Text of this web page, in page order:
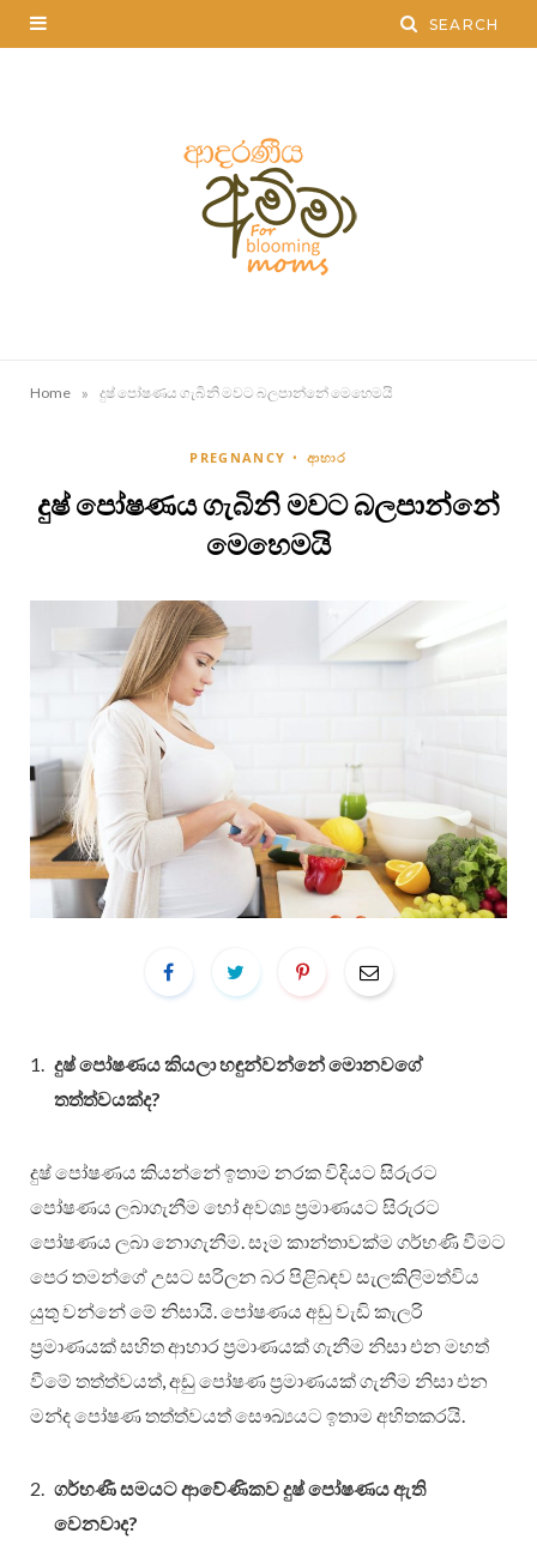
Home » දුෂ් පෝෂණය ගැබිනි මවට බලපාන්නේ මෙහෙමයි
PREGNANCY ආහාර
දුෂ් පෝෂණය ගැබිනි මවට බලපාන්නේ
මෙහෙමයි
දුෂ් පෝෂණය කියලා හඳුන්වන්නේ මොනවගේ
තත්ත්වයක්ද?
දුෂ් පෝෂණය කියන්නේ ඉතාම නරක විදියට සිරුරට
පෝෂණය ලබාගැනීම හෝ අවශ්‍ය ප්‍රමාණයට සිරුරට
පෝෂණය ලබා නොගැනීම. සෑම කාන්තාවක්ම ගර්භණි වීමට
පෙර තමන්ගේ උසට සරිලන බර පිළිබඳව සැලකිලිමත්විය
යුතු වන්නේ මේ නිසායි. පෝෂණය අඩු වැඩි කැලරි
ප්‍රමාණයක් සහිත ආහාර ප්‍රමාණයක් ගැනීම නිසා එන මහත්
වීමේ තත්ත්වයත්, අඩු පෝෂණ ප්‍රමාණයක් ගැනීම නිසා එන
මන්ද පෝෂණ තත්ත්වයත් සෞඛ්‍යයට ඉතාම අහිතකරයි.
ගර්භණී සමයට ආවේණිකව දුෂ් පෝෂණය ඇති
වෙනවාද?